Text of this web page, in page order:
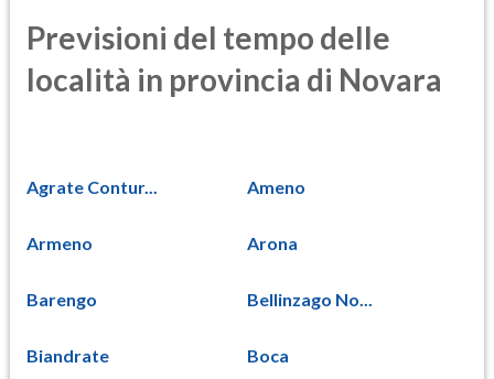
Previsioni del tempo delle
località in provincia di Novara
Agrate Contur... Ameno
Armeno Arona
Barengo Bellinzago No...
Biandrate Boca